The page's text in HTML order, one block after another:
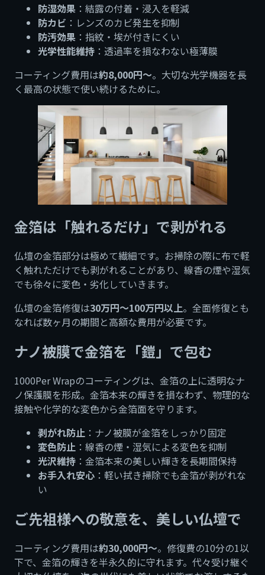
防湿効果 ：結露の付着・浸入を軽減
防カビ ：レンズのカビ発生を抑制
防汚効果 ：指紋・埃が付きにくい
光学性能維持 ：透過率を損なわない極薄膜
コーティング費用は約8,000円〜。大切な光学機器を長
く最高の状態で使い続けるために。
金箔は「触れるだけ」で剥がれる
仏壇の金箔部分は極めて繊細です。お掃除の際に布で軽
く触れただけでも剥がれることがあり、線香の煙や湿気
でも徐々に変色・劣化していきます。
仏壇の金箔修復は30万円〜100万円以上。全面修復とも
なれば数ヶ月の期間と高額な費用が必要です。
ナノ被膜で金箔を「鎧」で包む
1000Per Wrapのコーティングは、金箔の上に透明なナ
ノ保護膜を形成。金箔本来の輝きを損なわず、物理的な
接触や化学的な変色から金箔面を守ります。
剥がれ防止 ：ナノ被膜が金箔をしっかり固定
変色防止 ：線香の煙・湿気による変色を抑制
光沢維持 ：金箔本来の美しい輝きを長期間保持
お手入れ安心 ：軽い拭き掃除でも金箔が剥がれな
い
ご先祖様への敬意を、美しい仏壇で
コーティング費用は約30,000円〜。修復費の10分の1以
下で、金箔の輝きを半永久的に守れます。代々受け継ぐ